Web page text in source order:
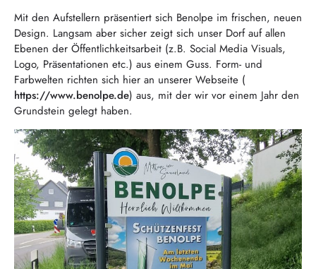
Mit den Aufstellern präsentiert sich Benolpe im frischen, neuen
Design. Langsam aber sicher zeigt sich unser Dorf auf allen
Ebenen der Öffentlichkeitsarbeit (z.B. Social Media Visuals,
Logo, Präsentationen etc.) aus einem Guss. Form- und
Farbwelten richten sich hier an unserer Webseite (
https://www.benolpe.de) aus, mit der wir vor einem Jahr den
Grundstein gelegt haben.